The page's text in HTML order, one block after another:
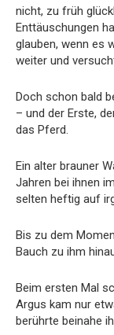
nicht, zu früh
Enttäuschungen
glauben, wenn es
weiter und
Doch schon bald
– und der Erste,
das Pferd.
Ein alter brauner
Jahren bei ihnen
selten heftig auf
Bis zu dem
Bauch zu ihm
Beim ersten Mal
Argus kam nur
berührte beinahe